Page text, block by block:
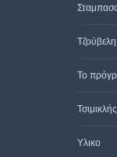
Το
Υλικο